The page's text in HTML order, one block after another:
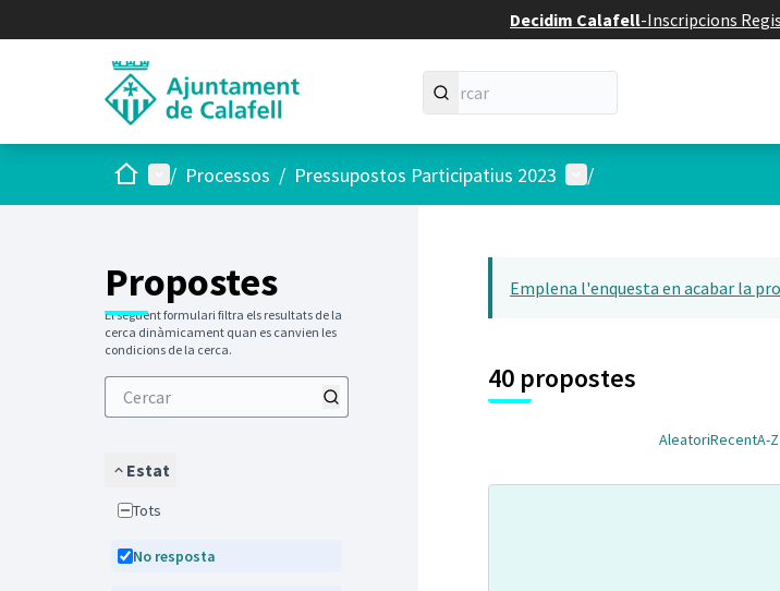
Decidim Calafell-Inscripcions
Inici Menú principal
/ Processos / Pressupostos Participatius 2023 Menú d'usuari
/
Propostes
El següent formulari filtra els resultats de la
cerca dinàmicament quan es canvien les
condicions de la cerca.
Estat
Tots
No resposta
Emplena l'enquesta en acabar la
40 propostes
AleatoriRecentA-